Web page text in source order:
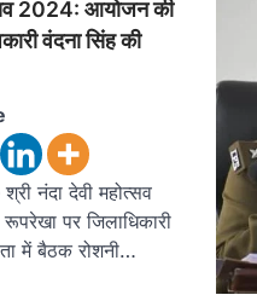
2024: आयोजन की
वंदना सिंह की
नंदा देवी महोत्सव
पर जिलाधिकारी
में बैठक रोशनी…